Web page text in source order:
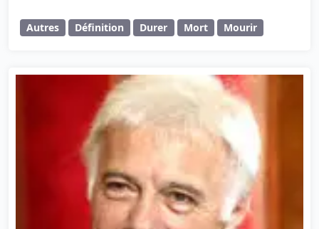
Autres Définition Durer Mort Mourir